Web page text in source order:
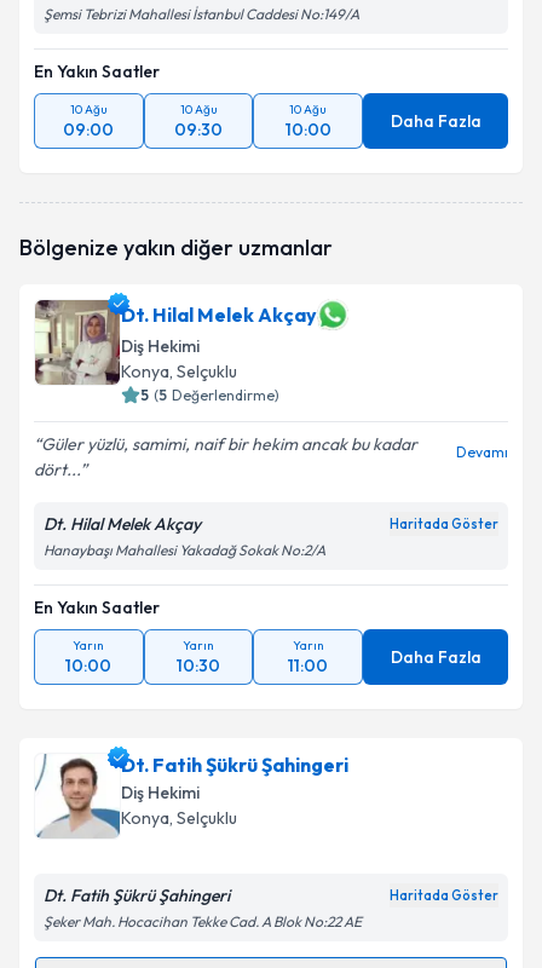
Şemsi Tebrizi Mahallesi İstanbul Caddesi No:149/A
En Yakın Saatler
10 Ağu
09:00
10 Ağu
09:30
10 Ağu
10:00 Daha Fazla
Bölgenize yakın diğer uzmanlar
Dt. Hilal Melek Akçay
Diş Hekimi
Konya, Selçuklu
5 (5 Değerlendirme)
Güler yüzlü, samimi, naif bir hekim ancak bu kadar
dört...
Devamı
Dt. Hilal Melek Akçay Haritada Göster
Hanaybaşı Mahallesi Yakadağ Sokak No:2/A
En Yakın Saatler
Yarın
10:00
Yarın
10:30
Yarın
11:00 Daha Fazla
Dt. Fatih Şükrü Şahingeri
Diş Hekimi
Konya, Selçuklu
Dt. Fatih Şükrü Şahingeri Haritada Göster
Şeker Mah. Hocacihan Tekke Cad. A Blok No:22 AE